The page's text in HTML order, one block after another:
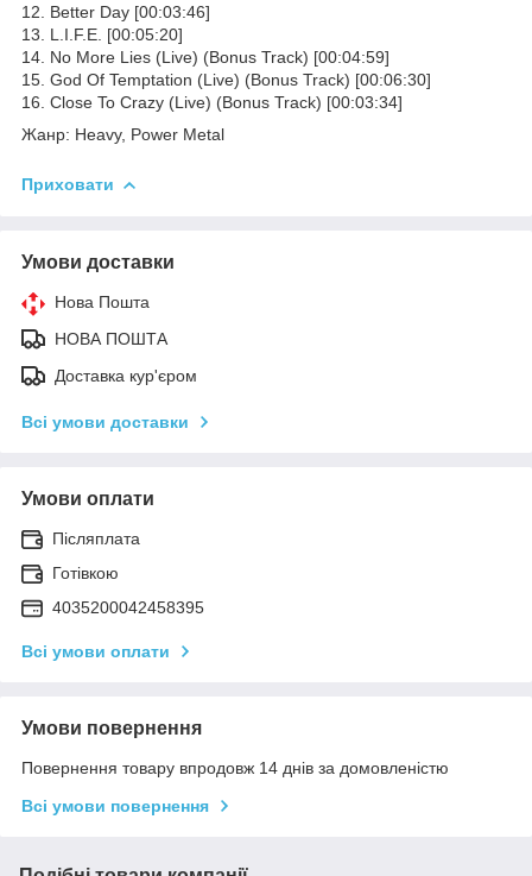
12. Better Day [00:03:46]
13. L.I.F.E. [00:05:20]
14. No More Lies (Live) (Bonus Track) [00:04:59]
15. God Of Temptation (Live) (Bonus Track) [00:06:30]
16. Close To Crazy (Live) (Bonus Track) [00:03:34]
Жанр: Heavy, Power Metal
Приховати
Умови доставки
Нова Пошта
НОВА ПОШТА
Доставка кур'єром
Всі умови доставки
Умови оплати
Післяплата
Готівкою
4035200042458395
Всі умови оплати
Умови повернення
Повернення товару впродовж 14 днів за домовленістю
Всі умови повернення